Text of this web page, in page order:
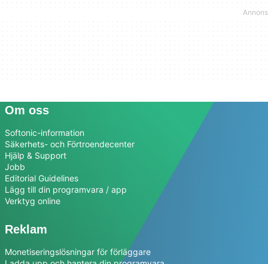
Om oss
Softonic-information
Säkerhets- och Förtroendecenter
Hjälp & Support
Jobb
Editorial Guidelines
Lägg till din programvara / app
Verktyg online
Reklam
Monetiseringslösningar för förläggare